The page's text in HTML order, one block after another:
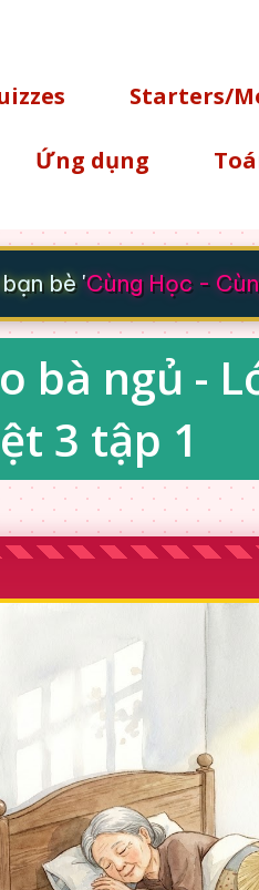
Starters/
Ứng dụng
bè 'Cùng Học - Cùng
bà ngủ -
3 tập 1